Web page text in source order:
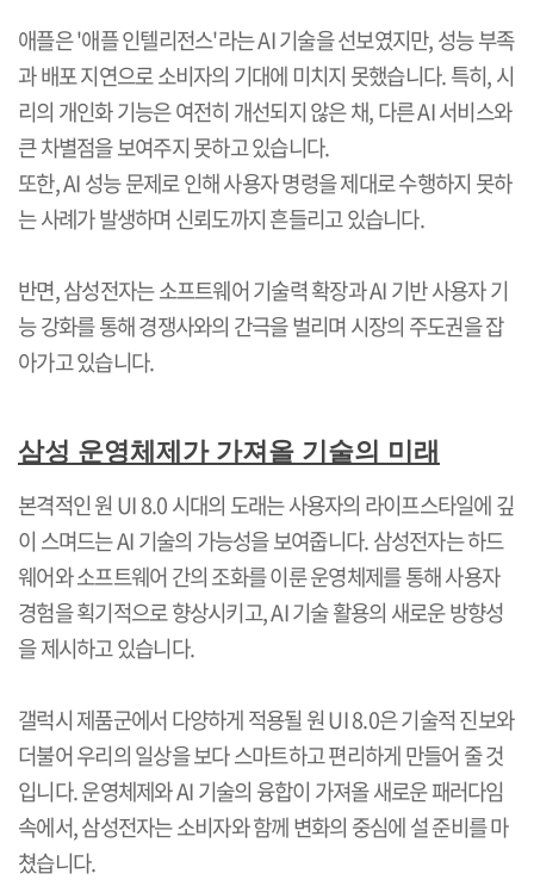
애플은'애플 인텔리전스'라는AI기술을 선보였지만,성능 부족
과 배포 지연으로 소비자의 기대에 미치지 못했습니다.특히,시
리의 개인화 기능은 여전히 개선되지 않은 채,다른AI서비스와
큰 차별점을 보여주지 못하고 있습니다.
또한, AI성능 문제로 인해 사용자 명령을 제대로 수행하지 못하
는 사례가 발생하며 신뢰도까지 흔들리고 있습니다.
반면,삼성전자는 소프트웨어 기술력 확장과AI기반 사용자 기
능 강화를 통해 경쟁사와의 간극을 벌리며 시장의 주도권을 잡
아가고 있습니다.
삼성 운영체제가 가져올 기술의 미래
본격적인 원 UI 8.0시대의 도래는 사용자의 라이프스타일에 깊
이 스며드는AI기술의 가능성을 보여줍니다.삼성전자는 하드
웨어와 소프트웨어 간의 조화를 이룬 운영체제를 통해 사용자
경험을 획기적으로 향상시키고, AI기술 활용의 새로운 방향성
을 제시하고 있습니다.
갤럭시 제품군에서 다양하게 적용될 원UI 8.0은 기술적 진보와
더불어 우리의 일상을 보다 스마트하고 편리하게 만들어 줄 것
입니다.운영체제와AI기술의 융합이 가져올 새로운 패러다임
속에서,삼성전자는 소비자와 함께 변화의 중심에 설 준비를 마
쳤습니다.